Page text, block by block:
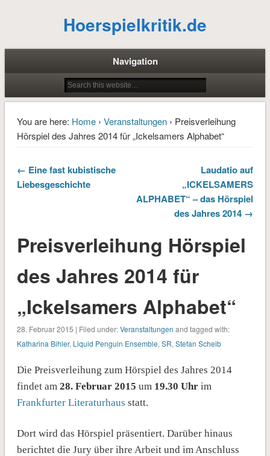
Hoerspielkritik.de
Navigation
You are here: Home› Veranstaltungen› Preisverleihung
Hörspiel des Jahres 2014 für „Ickelsamers Alphabet“
← Eine fast kubistische
Liebesgeschichte
Laudatio auf
„ICKELSAMERS
ALPHABET“ – das Hörspiel
des Jahres 2014 →
Preisverleihung Hörspiel
des Jahres 2014 für
„Ickelsamers Alphabet“
28. Februar 2015 | Filed under:Veranstaltungen and tagged with:
Katharina Bihler, Liquid Penguin Ensemble, SR, Stefan Scheib
Die Preisverleihung zum Hörspiel des Jahres 2014
findet am 28. Februar 2015 um 19.30 Uhrim
Frankfurter Literaturhaus statt.
Dort wird das Hörspiel präsentiert. Darüber hinaus
berichtet die Jury über ihre Arbeit und im Anschluss